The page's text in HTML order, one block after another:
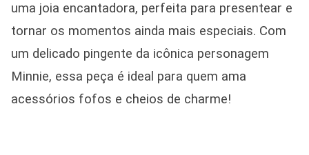
uma joia encantadora, perfeita para presentear e
tornar os momentos ainda mais especiais. Com
um delicado pingente da icônica personagem
Minnie, essa peça é ideal para quem ama
acessórios fofos e cheios de charme!